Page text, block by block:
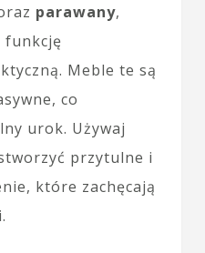
parawany,
funkcję
Meble te są
co
urok. Używaj
przytulne i
które zachęcają